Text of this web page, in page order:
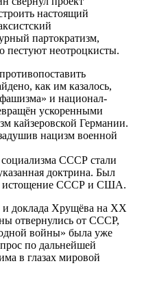
настоящий
партократизм,
пестуют неотроцкисты.
как им казалось,
и национал-
ускоренными
кайзеровской Германии.
нацизм военной
СССР стали
доктрина. Был
истощение СССР и США.
и доклада Хрущёва на XX
отвернулись от СССР,
войны» была уже
по дальнейшей
в глазах мировой